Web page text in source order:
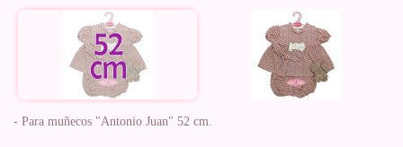
- Para muñecos "Antonio Juan" 52 cm.